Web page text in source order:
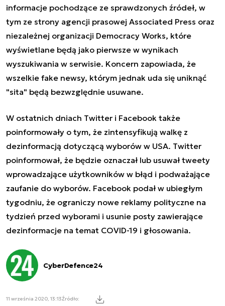
informacje pochodzące ze sprawdzonych źródeł, w
tym ze strony agencji prasowej Associated Press oraz
niezależnej organizacji Democracy Works, które
wyświetlane będą jako pierwsze w wynikach
wyszukiwania w serwisie. Koncern zapowiada, że
wszelkie fake newsy, którym jednak uda się uniknąć
"sita" będą bezwzględnie usuwane.
W ostatnich dniach Twitter i Facebook także
poinformowały o tym, że zintensyfikują walkę z
dezinformacją dotyczącą wyborów w USA. Twitter
poinformował, że będzie oznaczał lub usuwał tweety
wprowadzające użytkowników w błąd i podważające
zaufanie do wyborów. Facebook podał w ubiegłym
tygodniu, że ograniczy nowe reklamy polityczne na
tydzień przed wyborami i usunie posty zawierające
dezinformacje na temat COVID-19 i głosowania.
CyberDefence24
11 września 2020, 13:13Źródło: